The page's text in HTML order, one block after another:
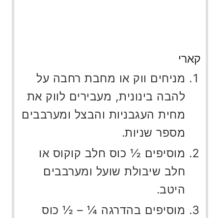
קארי
מניחים ווק או מחבת רחבה על
להבה בינונית, מעבירים לווק את
מחית העגבניות והבצל ומערבבים
מספר שניות.
מוסיפים ½ כוס חלב קוקוס או
חלב שיבולת שועל ומערבבים
היטב.
מוסיפים בהדרגה ¼ – ½ כוס